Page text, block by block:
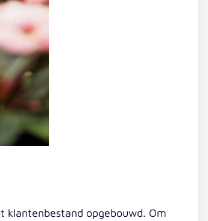
klantenbestand opgebouwd. Om